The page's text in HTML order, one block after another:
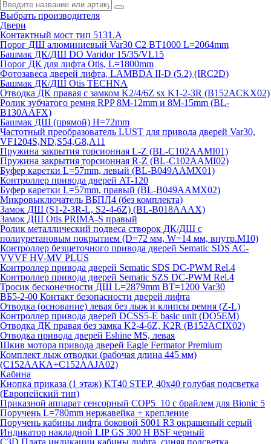
Выбрать производителя
Двери
Контактный мост тип 5131.A
Порог ДШ алюминиевый Var30 C2 BT1000 L=2064mm
Башмак ДК/ДШ DO Varidor 15/35/VL15
Порог ДК для лифта Otis, L=1800mm
Фотозавеса дверей лифта, LAMBDA II-D (5.2) (IRC2D)
Башмак ДК/ДШ Otis TECHNA
Отводка ДК правая с замком K2/4/6Z sx K1-2-3R (B152ACKX02)
Ролик зубчатого ремня RPP 8M-12mm и 8M-15mm (BL-
B130AAFX)
Башмак ДШ (прямой) H=72mm
Частотный преобразователь LUST для привода дверей Var30,
VF1204S,ND,S54,G8,A11
Пружина закрытия торсионная L-Z (BL-C102AAMI01)
Пружина закрытия торсионная R-Z (BL-C102AAMI02)
Буфер каретки L=57mm, левый (BL-B049AAMX01)
Контроллер привода дверей AT-120
Буфер каретки L=57mm, правый (BL-B049AAMX02)
Микровыключатель ВБПЛ4 (без комплекта)
Замок ДШ (S1-2-3R-L, S2-4-6Z) (BL-B018AAAX)
Замок ДШ Otis PRIMA-S правый
Ролик металлический подвеса створок ДК/ДШ с
полиуретановым покрытием (D=72 мм, W=14 мм, внутр.М10)
Контроллер безщеточного привода дверей Sematiс SDS AC-
VVVF HV-MV PLUS
Контроллер привода дверей Sematic SDS DC-PWM Rel.4
Контроллер привода дверей Sematic SZS DC-PWM Rel.4
Тросик бесконечности ДШ L=2879mm BT=1200 Var30
ВБ5-2-00 Контакт безопасности дверей лифта
Отводка (основание) левая без лыж и клипсы ремня (Z-L)
Контроллер привода дверей DCSS5-E basic unit (DO5EM)
Отводка ДК правая без замка K2-4-6Z, K2R (B152ACIX02)
Отводка привода дверей Eshine MS, левая
Шкив мотора привода дверей Eagle Fermator Premium
Комплект лыж отводки (рабочая длина 445 мм)
(C152AAKA+C152AAJA02)
Кабина
Кнопка приказа (1 этаж) KT40 STEP, 40х40 голубая подсветка
(Европейский тип)
Приказной аппарат сенсорный COP5_10 с брайлем для Bionic 5
Поручень L=780mm нержавейка + крепление
Поручень кабины лифта боковой S001 R3 окрашеный серый
Индикатор накладной LIP GS 300 H BSF черный
C3D Плата индикации кабины лифта, синяя подсветка